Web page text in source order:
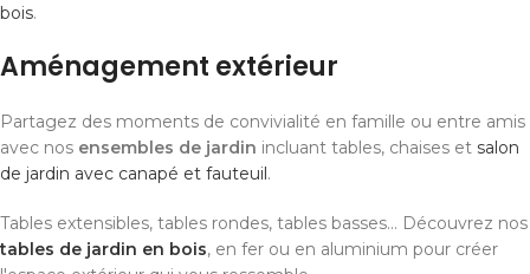
bois.
Aménagement extérieur
Partagez des moments de convivialité en famille ou entre amis
avec nos ensembles de jardin incluant tables, chaises et salon
de jardin avec canapé et fauteuil .
Tables extensibles, tables rondes, tables basses... Découvrez nos
tables de jardin en bois, en fer ou en aluminium pour créer